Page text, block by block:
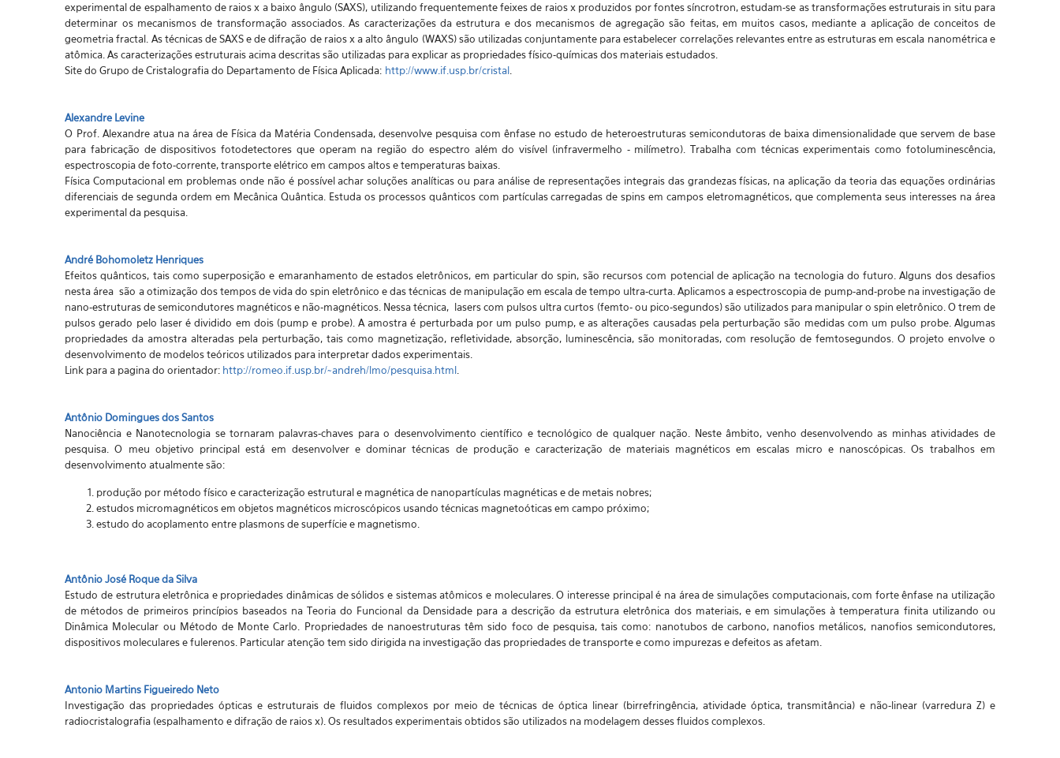
experimental de espalhamento de raios x a baixo ângulo (SAXS), utilizando frequentemente feixes de raios x produzidos por fontes síncrotron, estudam-se as transformações estruturais in situ para
determinar os mecanismos de transformação associados. As caracterizações da estrutura e dos mecanismos de agregação são feitas, em muitos casos, mediante a aplicação de conceitos de
geometria fractal. As técnicas de SAXS e de difração de raios x a alto ângulo (WAXS) são utilizadas conjuntamente para estabelecer correlações relevantes entre as estruturas em escala nanométrica e
atômica. As caracterizações estruturais acima descritas são utilizadas para explicar as propriedades físico-químicas dos materiais estudados.
Site do Grupo de Cristalografia do Departamento de Física Aplicada: http://www.if.usp.br/cristal
Alexandre Levine
O Prof. Alexandre atua na área de Física da Matéria Condensada, desenvolve pesquisa com ênfase no estudo de heteroestruturas semicondutoras de baixa dimensionalidade que servem de base
para fabricação de dispositivos fotodetectores que operam na região do espectro além do visível (infravermelho - milímetro). Trabalha com técnicas experimentais como fotoluminescência,
espectroscopia de foto-corrente, transporte elétrico em campos altos e temperaturas baixas.
Física Computacional em problemas onde não é possível achar soluções analíticas ou para análise de representações integrais das grandezas físicas, na aplicação da teoria das equações ordinárias
diferenciais de segunda ordem em Mecânica Quântica. Estuda os processos quânticos com partículas carregadas de spins em campos eletromagnéticos, que complementa seus interesses na área
experimental da pesquisa.
André Bohomoletz Henriques
Efeitos quânticos, tais como superposição e emaranhamento de estados eletrônicos, em particular do spin, são recursos com potencial de aplicação na tecnologia do futuro. Alguns dos desafios
nesta área são a otimização dos tempos de vida do spin eletrônico e das técnicas de manipulação em escala de tempo ultra-curta. Aplicamos a espectroscopia de pump-and-probe na investigação de
nano-estruturas de semicondutores magnéticos e não-magnéticos. Nessa técnica, lasers com pulsos ultra curtos (femto- ou pico-segundos) são utilizados para manipular o spin eletrônico. O trem de
pulsos gerado pelo laser é dividido em dois (pump e probe). A amostra é perturbada por um pulso pump, e as alterações causadas pela perturbação são medidas com um pulso probe. Algumas
propriedades da amostra alteradas pela perturbação, tais como magnetização, refletividade, absorção, luminescência, são monitoradas, com resolução de femtosegundos. O projeto envolve o
desenvolvimento de modelos teóricos utilizados para interpretar dados experimentais.
Link para a pagina do orientador: http://romeo.if.usp.br/~andreh/lmo/pesquisa.html
Antônio Domingues dos Santos
Nanociência e Nanotecnologia se tornaram palavras-chaves para o desenvolvimento científico e tecnológico de qualquer nação. Neste âmbito, venho desenvolvendo as minhas atividades de
pesquisa. O meu objetivo principal está em desenvolver e dominar técnicas de produção e caracterização de materiais magnéticos em escalas micro e nanoscópicas. Os trabalhos em
desenvolvimento atualmente são:
produção por método físico e caracterização estrutural e magnética de nanopartículas magnéticas e de metais nobres;
estudos micromagnéticos em objetos magnéticos microscópicos usando técnicas magnetoóticas em campo próximo;
estudo do acoplamento entre plasmons de superfície e magnetismo.
Antônio José Roque da Silva
Estudo de estrutura eletrônica e propriedades dinâmicas de sólidos e sistemas atômicos e moleculares. O interesse principal é na área de simulações computacionais, com forte ênfase na utilização
de métodos de primeiros princípios baseados na Teoria do Funcional da Densidade para a descrição da estrutura eletrônica dos materiais, e em simulações à temperatura finita utilizando ou
Dinâmica Molecular ou Método de Monte Carlo. Propriedades de nanoestruturas têm sido foco de pesquisa, tais como: nanotubos de carbono, nanofios metálicos, nanofios semicondutores,
dispositivos moleculares e fulerenos. Particular atenção tem sido dirigida na investigação das propriedades de transporte e como impurezas e defeitos as afetam.
Antonio Martins Figueiredo Neto
Investigação das propriedades ópticas e estruturais de fluidos complexos por meio de técnicas de óptica linear (birrefringência, atividade óptica, transmitância) e não-linear (varredura Z) e
radiocristalografia (espalhamento e difração de raios x). Os resultados experimentais obtidos são utilizados na modelagem desses fluidos complexos.